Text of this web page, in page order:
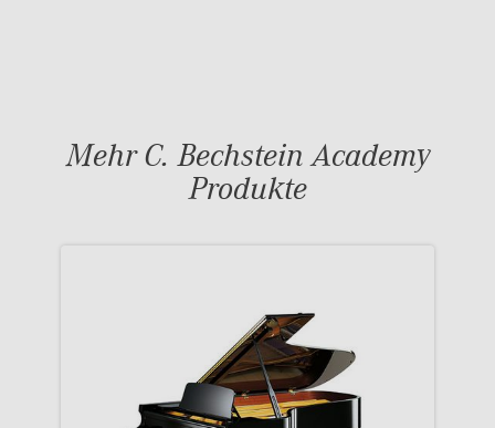
Mehr C. Bechstein Academy
Produkte